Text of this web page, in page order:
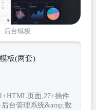
后台模板
板(两套)
页面,27+插件
台管理系统&amp;数